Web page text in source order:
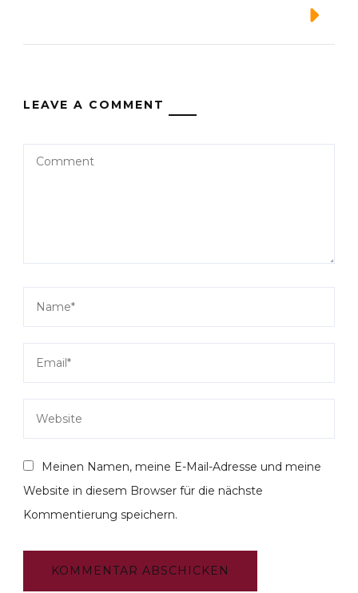
LEAVE A COMMENT
Meinen Namen, meine E-Mail-Adresse und meine
Website in diesem Browser für die nächste
Kommentierung speichern.